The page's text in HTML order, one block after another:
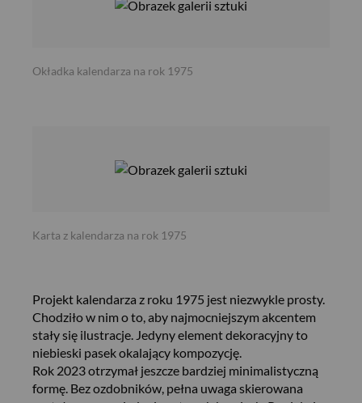
Okładka kalendarza na rok 1975
Karta z kalendarza na rok 1975
Projekt kalendarza z roku 1975 jest niezwykle prosty.
Chodziło w nim o to, aby najmocniejszym akcentem
stały się ilustracje. Jedyny element dekoracyjny to
niebieski pasek okalający kompozycję.
Rok 2023 otrzymał jeszcze bardziej minimalistyczną
formę. Bez ozdobników, pełna uwaga skierowana